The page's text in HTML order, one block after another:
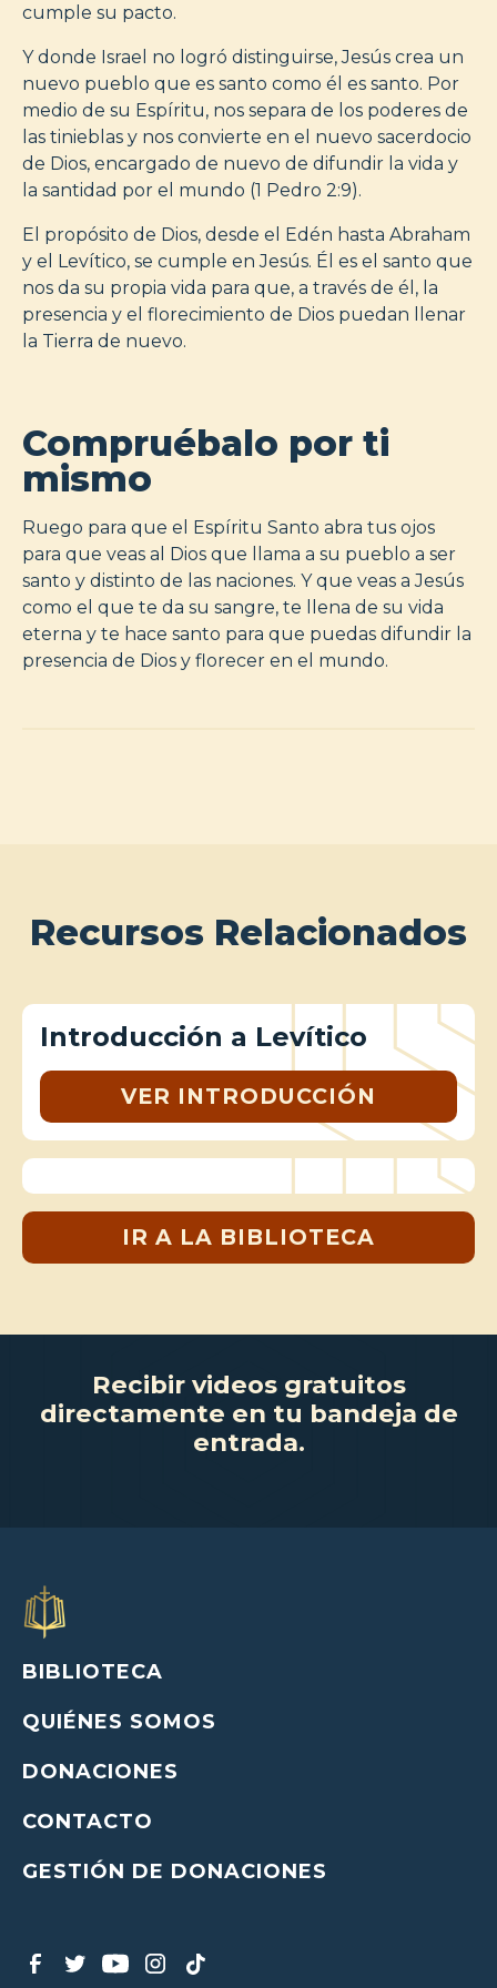
cumple su pacto.
Y donde Israel no logró distinguirse, Jesús crea un
nuevo pueblo que es santo como él es santo. Por
medio de su Espíritu, nos separa de los poderes de
las tinieblas y nos convierte en el nuevo sacerdocio
de Dios, encargado de nuevo de difundir la vida y
la santidad por el mundo (1 Pedro 2:9).
El propósito de Dios, desde el Edén hasta Abraham
y el Levítico, se cumple en Jesús. Él es el santo que
nos da su propia vida para que, a través de él, la
presencia y el florecimiento de Dios puedan llenar
la Tierra de nuevo.
Compruébalo por ti
mismo
Ruego para que el Espíritu Santo abra tus ojos
para que veas al Dios que llama a su pueblo a ser
santo y distinto de las naciones. Y que veas a Jesús
como el que te da su sangre, te llena de su vida
eterna y te hace santo para que puedas difundir la
presencia de Dios y florecer en el mundo.
Recursos Relacionados
Introducción a Levítico
VER INTRODUCCIÓN
IR A LA BIBLIOTECA
Recibir videos gratuitos
directamente en tu bandeja de
entrada.
BIBLIOTECA
QUIÉNES SOMOS
DONACIONES
CONTACTO
GESTIÓN DE DONACIONES